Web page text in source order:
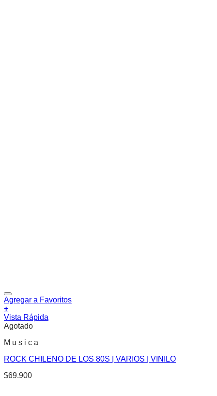
Agregar a Favoritos
+
Vista Rápida
Agotado
M u s i c a
ROCK CHILENO DE LOS 80S | VARIOS | VINILO
$69.900